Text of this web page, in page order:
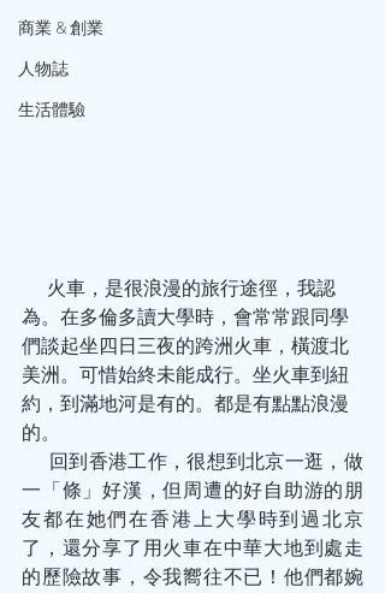
商業 & 創業
人物誌
生活體驗
為。在多倫多讀大學時，會常常跟同學
們談起坐四日三夜的跨洲火車，橫渡北
美洲。可惜始終未能成行。坐火車到紐
約，到滿地河是有的。都是有點點浪漫
的。
一「條」好漢，但周遭的好自助游的朋
友都在她們在香港上大學時到過北京
了，還分享了用火車在中華大地到處走
的歷險故事，令我嚮往不已！他們都婉